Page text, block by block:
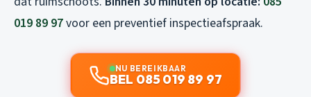
019 89 97voor een preventief inspectieafspraak.
NU BEREIKBAAR
BEL 085 019 89 97